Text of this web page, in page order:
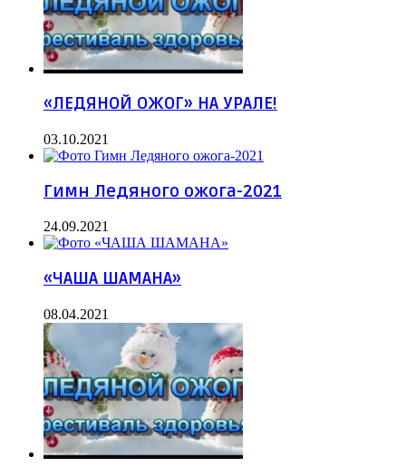
«ЛЕДЯНОЙ ОЖОГ» НА УРАЛЕ!
03.10.2021
Гимн Ледяного ожога-2021
24.09.2021
«ЧАША ШАМАНА»
08.04.2021